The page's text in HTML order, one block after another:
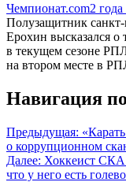
Чемпионат.com2 года
Полузащитник санкт-
Ерохин высказался
в текущем сезоне
на втором месте в
Навигация
Предыдущая:
о коррупционном
Далее: Хоккеист СКА
что у него есть